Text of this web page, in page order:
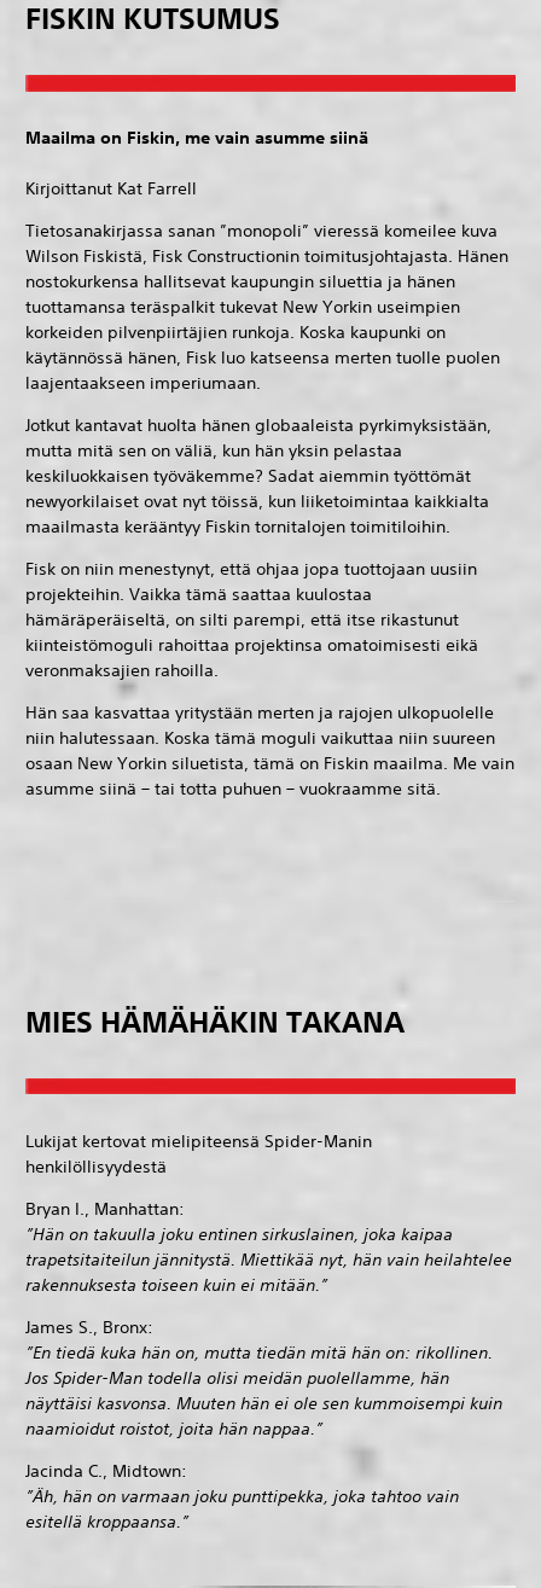
FISKIN KUTSUMUS
Maailma on Fiskin, me vain asumme siinä
Kirjoittanut Kat Farrell
Tietosanakirjassa sanan ”monopoli” vieressä komeilee kuva
Wilson Fiskistä, Fisk Constructionin toimitusjohtajasta. Hänen
nostokurkensa hallitsevat kaupungin siluettia ja hänen
tuottamansa teräspalkit tukevat New Yorkin useimpien
korkeiden pilvenpiirtäjien runkoja. Koska kaupunki on
käytännössä hänen, Fisk luo katseensa merten tuolle puolen
laajentaakseen imperiumaan.
Jotkut kantavat huolta hänen globaaleista pyrkimyksistään,
mutta mitä sen on väliä, kun hän yksin pelastaa
keskiluokkaisen työväkemme? Sadat aiemmin työttömät
newyorkilaiset ovat nyt töissä, kun liiketoimintaa kaikkialta
maailmasta kerääntyy Fiskin tornitalojen toimitiloihin.
Fisk on niin menestynyt, että ohjaa jopa tuottojaan uusiin
projekteihin. Vaikka tämä saattaa kuulostaa
hämäräperäiseltä, on silti parempi, että itse rikastunut
kiinteistömoguli rahoittaa projektinsa omatoimisesti eikä
veronmaksajien rahoilla.
Hän saa kasvattaa yritystään merten ja rajojen ulkopuolelle
niin halutessaan. Koska tämä moguli vaikuttaa niin suureen
osaan New Yorkin siluetista, tämä on Fiskin maailma. Me vain
asumme siinä – tai totta puhuen – vuokraamme sitä.
MIES HÄMÄHÄKIN TAKANA
Lukijat kertovat mielipiteensä Spider-Manin
henkilöllisyydestä
Bryan I., Manhattan:
”Hän on takuulla joku entinen sirkuslainen, joka kaipaa
trapetsitaiteilun jännitystä. Miettikää nyt, hän vain heilahtelee
rakennuksesta toiseen kuin ei mitään.”
James S., Bronx:
”En tiedä kuka hän on, mutta tiedän mitä hän on: rikollinen.
Jos Spider-Man todella olisi meidän puolellamme, hän
näyttäisi kasvonsa. Muuten hän ei ole sen kummoisempi kuin
naamioidut roistot, joita hän nappaa.”
Jacinda C., Midtown:
”Äh, hän on varmaan joku punttipekka, joka tahtoo vain
esitellä kroppaansa.”